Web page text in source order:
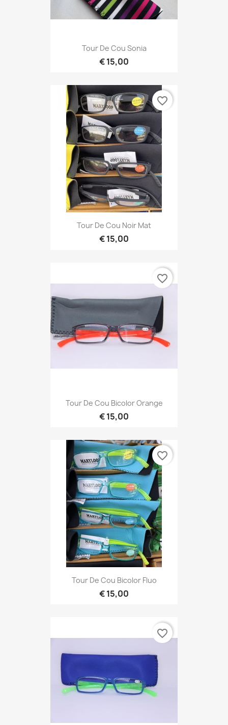
Tour De Cou Sonia
€ 15,00
Tour De Cou Noir Mat
€ 15,00
favorite_border
Tour De Cou Bicolor Orange
€ 15,00
favorite_border
Tour De Cou Bicolor Fluo
€ 15,00
favorite_border
favorite_border